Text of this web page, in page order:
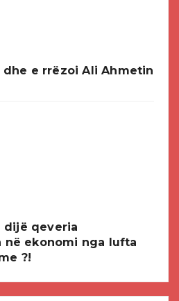
e rrëzoi Ali Ahmetin
dijë qeveria
ekonomi nga lufta
?!